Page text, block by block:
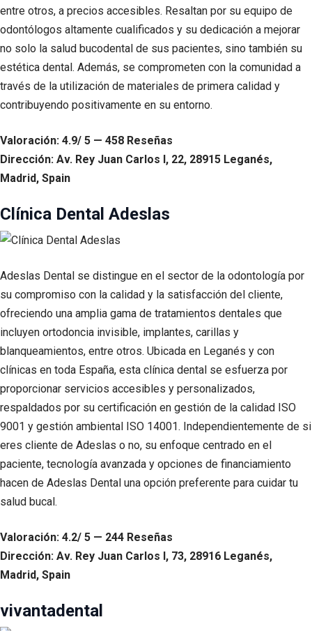
entre otros, a precios accesibles. Resaltan por su equipo de
odontólogos altamente cualificados y su dedicación a mejorar
no solo la salud bucodental de sus pacientes, sino también su
estética dental. Además, se comprometen con la comunidad a
través de la utilización de materiales de primera calidad y
contribuyendo positivamente en su entorno.
Valoración: 4.9/ 5 — 458 Reseñas
Dirección: Av. Rey Juan Carlos I, 22, 28915 Leganés,
Madrid, Spain
Clínica Dental Adeslas
Adeslas Dental se distingue en el sector de la odontología por
su compromiso con la calidad y la satisfacción del cliente,
ofreciendo una amplia gama de tratamientos dentales que
incluyen ortodoncia invisible, implantes, carillas y
blanqueamientos, entre otros. Ubicada en Leganés y con
clínicas en toda España, esta clínica dental se esfuerza por
proporcionar servicios accesibles y personalizados,
respaldados por su certificación en gestión de la calidad ISO
9001 y gestión ambiental ISO 14001. Independientemente de si
eres cliente de Adeslas o no, su enfoque centrado en el
paciente, tecnología avanzada y opciones de financiamiento
hacen de Adeslas Dental una opción preferente para cuidar tu
salud bucal.
Valoración: 4.2/ 5 — 244 Reseñas
Dirección: Av. Rey Juan Carlos I, 73, 28916 Leganés,
Madrid, Spain
vivantadental